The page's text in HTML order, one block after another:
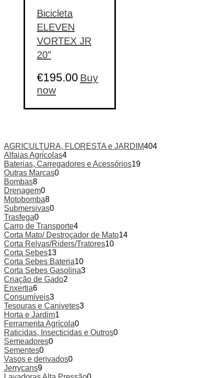
Bicicleta
ELEVEN
VORTEX JR
20″
€195.00 Buy
now
AGRICULTURA, FLORESTA e JARDIM404
Alfaias Agrícolas4
Baterias, Carregadores e Acessórios19
Outras Marcas0
Bombas8
Drenagem0
Motobomba8
Submersivas0
Trasfega0
Carro de Transporte4
Corta Mato/ Destroçador de Mato14
Corta Relvas/Riders/Tratores10
Corta Sebes13
Corta Sebes Bateria10
Corta Sebes Gasolina3
Criação de Gado2
Enxertia6
Consumíveis3
Tesouras e Canivetes3
Horta e Jardim1
Ferramenta Agrícola0
Raticidas, Insecticidas e Outros0
Semeadores0
Sementes0
Vasos e derivados0
Jerrycans9